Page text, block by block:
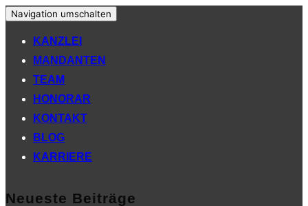
Navigation umschalten
KANZLEI
MANDANTEN
TEAM
HONORAR
KONTAKT
BLOG
KARRIERE
Neueste Beiträge